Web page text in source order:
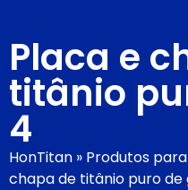
Placa e
titânio
4
HonTitan » Produtos
chapa de titânio puro de